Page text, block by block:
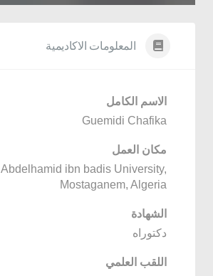
المعلومات الاكاديمية
الاسم الكامل
Guemidi Chafika
مكان العمل
Abdelhamid ibn badis University,
Mostaganem, Algeria
الشهادة
دكتوراه
اللقب العلمي